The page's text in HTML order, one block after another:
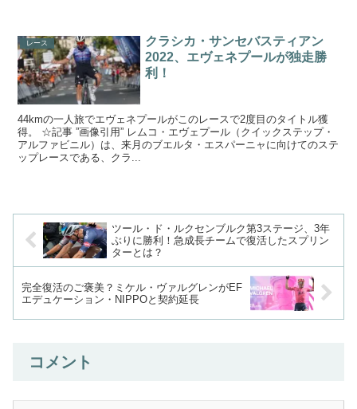
レース
クラシカ・サンセバスティアン
2022、エヴェネプールが独走勝
利！
44kmの一人旅でエヴェネプールがこのレースで2度目のタイトル獲
得。 ☆記事 ”画像引用” レムコ・エヴェプール（クイックステップ・
アルファビニル）は、来月のブエルタ・エスパーニャに向けてのステ
ップレースである、クラ...
ツール・ド・ルクセンブルク第3ステージ、3年
ぶりに勝利！急成長チームで復活したスプリン
ターとは？
完全復活のご褒美？ミケル・ヴァルグレンがEF
エデュケーション・NIPPOと契約延長
コメント